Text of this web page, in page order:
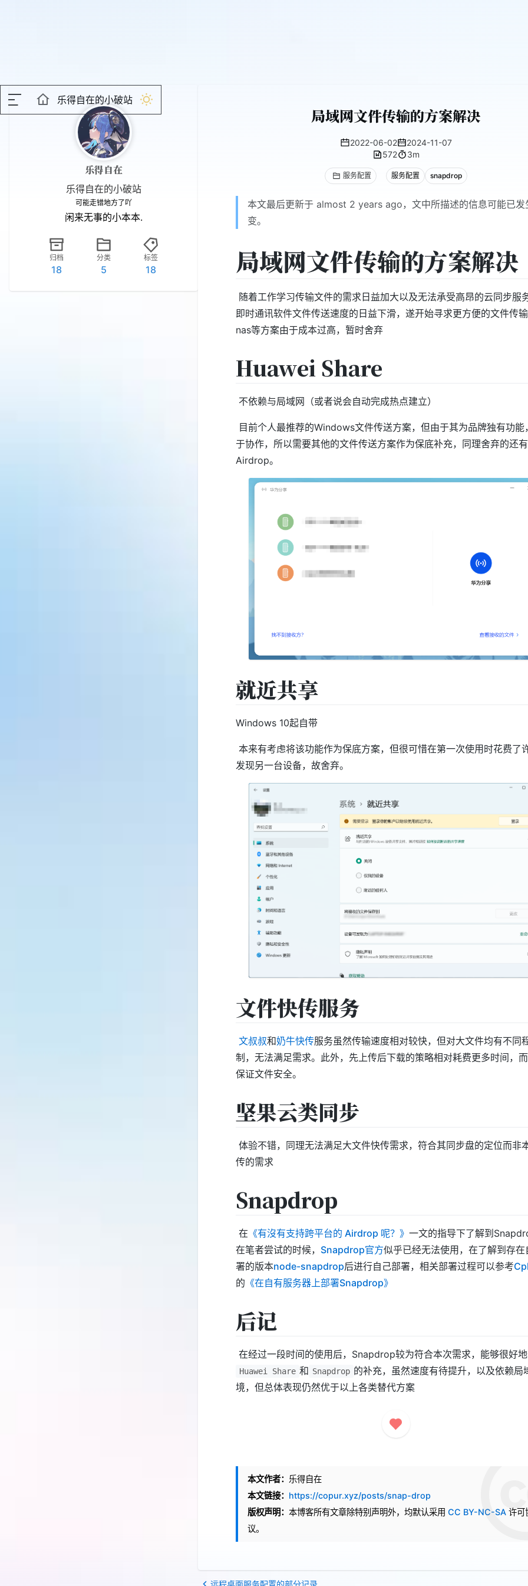
乐得自在的小破站
乐得自在
乐得自在的小破站
可能走错地方了吖
闲来无事的小本本.
归档
18
分类
5
标签
18
局域网文件传输的方案解决
2022-06-02
2024-11-07
572
3m
服务配置 服务配置 snapdrop
本文最后更新于 almost 2 years ago，文中所描述的信息可能已发
变。
局域网文件传输的方案解决
随着工作学习传输文件的需求日益加大以及无法承受高昂的云同步服
即时通讯软件文件传送速度的日益下滑，遂开始寻求更方便的文件传
nas等方案由于成本过高，暂时舍弃
Huawei Share
​ 不依赖与局域网（或者说会自动完成热点建立）
目前个人最推荐的Windows文件传送方案，但由于其为品牌独有功能
于协作，所以需要其他的文件传送方案作为保底补充，同理舍弃的还有
Airdrop。
就近共享
Windows 10起自带
本来有考虑将该功能作为保底方案，但很可惜在第一次使用时花费了
发现另一台设备，故舍弃。
文件快传服务
文叔叔和奶牛快传服务虽然传输速度相对较快，但对大文件均有不同
制，无法满足需求。此外，先上传后下载的策略相对耗费更多时间，
保证文件安全。
坚果云类同步
体验不错，同理无法满足大文件快传需求，符合其同步盘的定位而非
传的需求
Snapdrop
​ 在 《有沒有支持跨平台的 Airdrop 呢？》 一文的指导下了解到
在笔者尝试的时候， Snapdrop官方似乎已经无法使用，在了解到存在
署的版本node-snapdrop后进行自己部署，相关部署过程可以参考
的 《在自有服务器上部署Snapdrop》
后记
在经过一段时间的使用后，Snapdrop较为符合本次需求，能够很好
Huawei Share 和 Snapdrop 的补充，虽然速度有待提升，以及依赖局
境，但总体表现仍然优于以上各类替代方案
本文作者： 乐得自在
本文链接： https://copur.xyz/posts/snap-drop
版权声明： 本博客所有文章除特别声明外，均默认采用 CC BY-NC-SA 许可
议。
远程桌面服务配置的部分记录